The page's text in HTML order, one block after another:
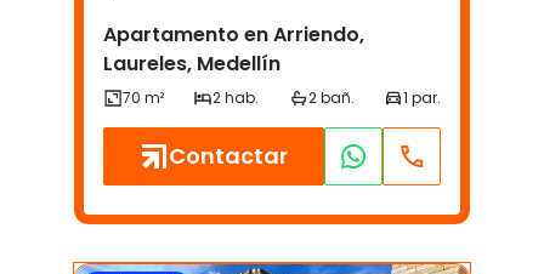
Apartamento en Arriendo,
Laureles, Medellín
Contactar